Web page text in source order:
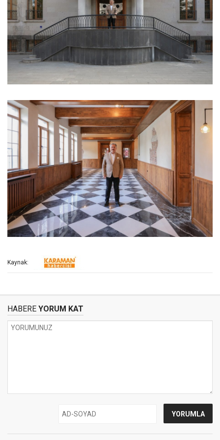
Kaynak:
HABERE YORUM KAT